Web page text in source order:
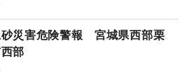
砂災害危険警報 宮城県西部栗
部